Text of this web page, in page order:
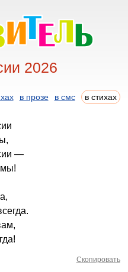
2026
в прозе в смс в стихах
—
мы!
Скопировать